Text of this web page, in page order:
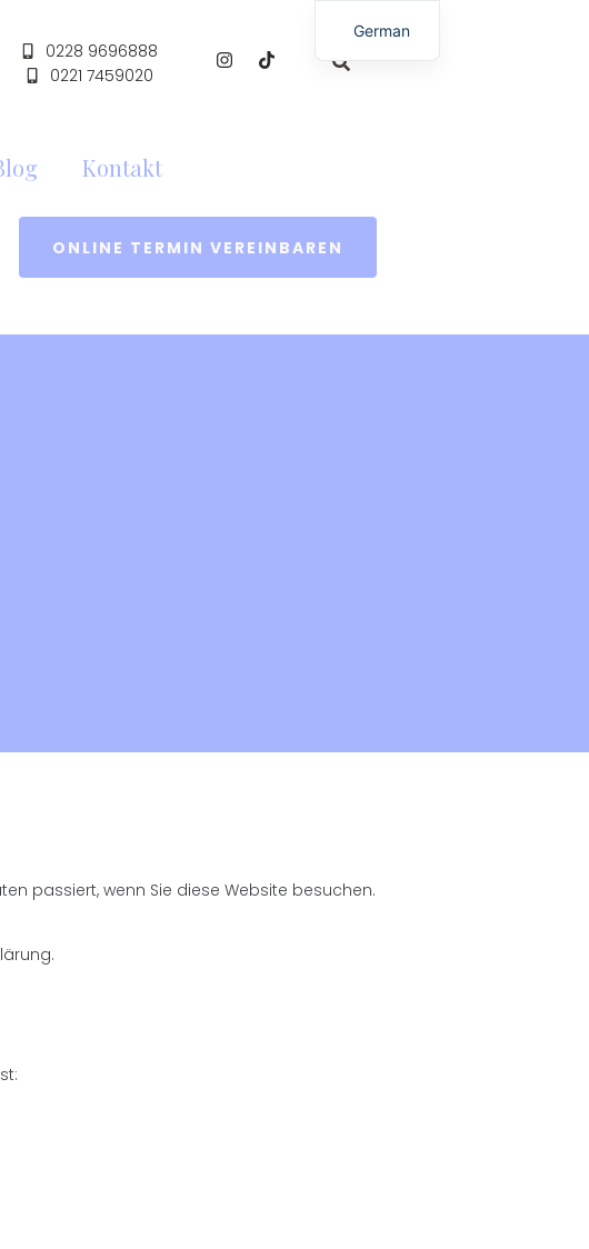
0228 9696888
0221 7459020
Kontakt
ONLINE TERMIN VEREINBAREN
passiert, wenn Sie diese Website besuchen.
German